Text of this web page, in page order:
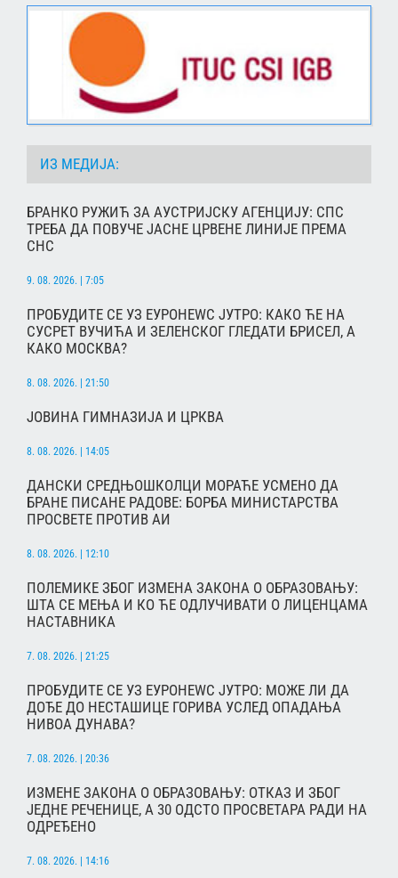
ИЗ МЕДИЈА:
БРАНКО РУЖИЋ ЗА АУСТРИЈСКУ АГЕНЦИЈУ: СПС
ТРЕБА ДА ПОВУЧЕ ЈАСНЕ ЦРВЕНЕ ЛИНИЈЕ ПРЕМА
СНС
9. 08. 2026. | 7:05
ПРОБУДИТЕ СЕ УЗ ЕУРОНЕWС ЈУТРО: КАКО ЋЕ НА
СУСРЕТ ВУЧИЋА И ЗЕЛЕНСКОГ ГЛЕДАТИ БРИСЕЛ, А
КАКО МОСКВА?
8. 08. 2026. | 21:50
ЈОВИНА ГИМНАЗИЈА И ЦРКВА
8. 08. 2026. | 14:05
ДАНСКИ СРЕДЊОШКОЛЦИ МОРАЋЕ УСМЕНО ДА
БРАНЕ ПИСАНЕ РАДОВЕ: БОРБА МИНИСТАРСТВА
ПРОСВЕТЕ ПРОТИВ АИ
8. 08. 2026. | 12:10
ПОЛЕМИКЕ ЗБОГ ИЗМЕНА ЗАКОНА О ОБРАЗОВАЊУ:
ШТА СЕ МЕЊА И КО ЋЕ ОДЛУЧИВАТИ О ЛИЦЕНЦАМА
НАСТАВНИКА
7. 08. 2026. | 21:25
ПРОБУДИТЕ СЕ УЗ ЕУРОНЕWС ЈУТРО: МОЖЕ ЛИ ДА
ДОЂЕ ДО НЕСТАШИЦЕ ГОРИВА УСЛЕД ОПАДАЊА
НИВОА ДУНАВА?
7. 08. 2026. | 20:36
ИЗМЕНЕ ЗАКОНА О ОБРАЗОВАЊУ: ОТКАЗ И ЗБОГ
ЈЕДНЕ РЕЧЕНИЦЕ, А 30 ОДСТО ПРОСВЕТАРА РАДИ НА
ОДРЕЂЕНО
7. 08. 2026. | 14:16